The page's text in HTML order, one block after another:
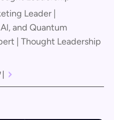
Leader |
and Quantum
| Thought Leadership